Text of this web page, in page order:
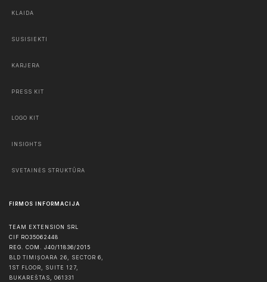
KLAIDA
SUSISIEKTI
KARJERA
PRESS KIT
LOGO KIT
INSIGHTS
SVETAINĖS STRUKTŪRA
FIRMOS INFORMACIJA
TEAM EXTENSION SRL
CIF RO35062448
REG. COM. J40/11836/2015
BLD TIMIȘOARA 26, SECTOR 6,
1ST FLOOR, SUITE 127,
BUKAREŠTAS, 061331